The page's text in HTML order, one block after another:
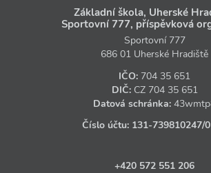
Základní škola, Uherské
Sportovní 777, příspěvková
Sportovní 777
686 01 Uherské Hradiště
IČO: 704 35 651
DIČ: CZ 704 35 651
Datová schránka:
Číslo účtu: 131‑739810247/
+420 572 551 206